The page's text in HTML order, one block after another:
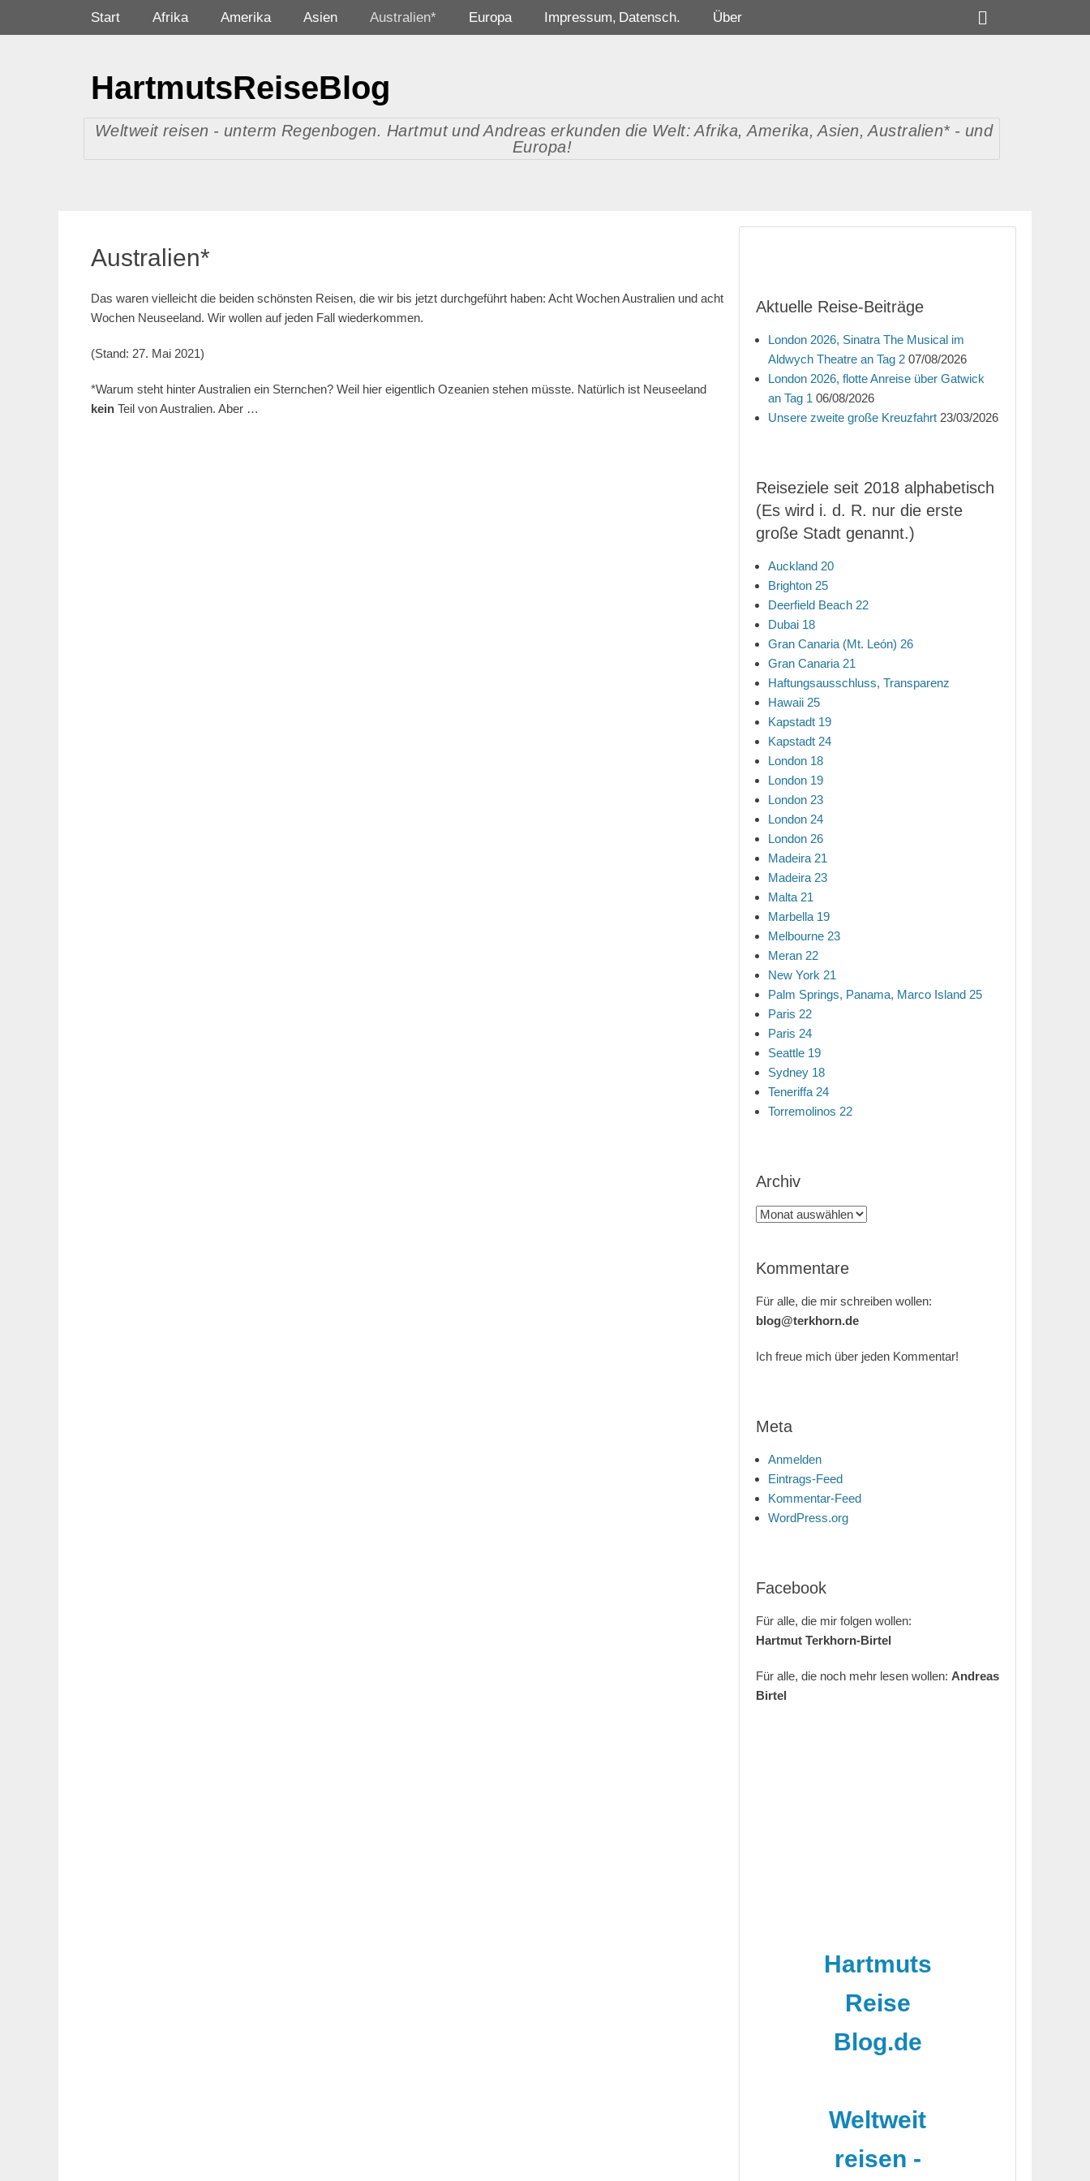
HartmutsReiseBlog
Weltweit reisen - unterm Regenbogen. Hartmut und Andreas erkunden die Welt: Afrika, Amerika, Asien, Australien* - und
Europa!
Primäres Menü
Inhalt
Start Afrika Amerika Asien Australien* Europa Impressum, Datensch. Über
Australien*
Das waren vielleicht die beiden schönsten Reisen, die wir bis jetzt durchgeführt haben: Acht Wochen Australien und acht
Wochen Neuseeland. Wir wollen auf jeden Fall wiederkommen.
(Stand: 27. Mai 2021)
*Warum steht hinter Australien ein Sternchen? Weil hier eigentlich Ozeanien stehen müsste. Natürlich ist Neuseeland
kein Teil von Australien. Aber …
Aktuelle Reise-Beiträge
London 2026, Sinatra The Musical im
Aldwych Theatre an Tag 2 07/08/2026
London 2026, flotte Anreise über Gatwick
an Tag 1 06/08/2026
Unsere zweite große Kreuzfahrt 23/03/2026
Reiseziele seit 2018 alphabetisch
(Es wird i. d. R. nur die erste
große Stadt genannt.)
Auckland 20
Brighton 25
Deerfield Beach 22
Dubai 18
Gran Canaria (Mt. León) 26
Gran Canaria 21
Haftungsausschluss, Transparenz
Hawaii 25
Kapstadt 19
Kapstadt 24
London 18
London 19
London 23
London 24
London 26
Madeira 21
Madeira 23
Malta 21
Marbella 19
Melbourne 23
Meran 22
New York 21
Palm Springs, Panama, Marco Island 25
Paris 22
Paris 24
Seattle 19
Sydney 18
Teneriffa 24
Torremolinos 22
Archiv
Archiv
Kommentare
Für alle, die mir schreiben wollen:
blog@terkhorn.de
Ich freue mich über jeden Kommentar!
Meta
Anmelden
Eintrags-Feed
Kommentar-Feed
WordPress.org
Facebook
Für alle, die mir folgen wollen:
Hartmut Terkhorn-Birtel
Für alle, die noch mehr lesen wollen: Andreas
Birtel
Hartmuts
Reise
Blog.de
Weltweit
reisen -